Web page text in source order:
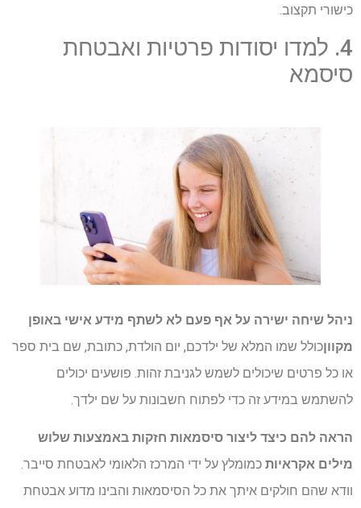
כישורי תקצוב.
4. למדו יסודות פרטיות ואבטחת
סיסמא
ניהל שיחה ישירה על אף פעם לא לשתף מידע אישי באופן
מקווןכולל שמו המלא של ילדכם, יום הולדת, כתובת, שם בית ספר
או כל פרטים שיכולים לשמש לגניבת זהות. פושעים יכולים
להשתמש במידע זה כדי לפתוח חשבונות על שם ילדך.
הראה להם כיצד ליצור סיסמאות חזקות באמצעות שלוש
מילים אקראיות כמומלץ על ידי המרכז הלאומי לאבטחת סייבר.
וודא שהם חולקים איתך את כל הסיסמאות והבינו מדוע אבטחת